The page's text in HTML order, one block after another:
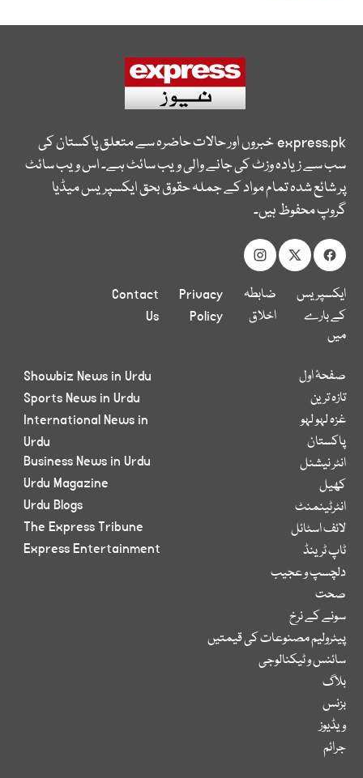
express.pkخبروں اور حالات حاضرہ سے متعلق پاکستان کی
سب سے زیادہ وزٹ کی جانے والی ویب سائٹ ہے۔ اس ویب سائٹ
پر شائع شدہ تمام مواد کے جملہ حقوق بحق ایکسپریس میڈیا
گروپ محفوظ ہیں۔
ایکسپریس
کے بارے
میں
ضابطہ
اخلاق
Privacy
Policy
Contact
Us
صفحۂ اول
تازہ ترین
غزہ لہو لہو
پاکستان
انٹر نیشنل
کھیل
انٹرٹینمنٹ
لائف اسٹائل
ٹاپ ٹرینڈ
دلچسپ و عجیب
صحت
سونے کے نرخ
پیٹرولیم مصنوعات کی قیمتیں
سائنس و ٹیکنالوجی
بلاگ
بزنس
ویڈیوز
جرائم
Showbiz News in Urdu
Sports News in Urdu
International News in
Urdu
Business News in Urdu
Urdu Magazine
Urdu Blogs
The Express Tribune
Express Entertainment